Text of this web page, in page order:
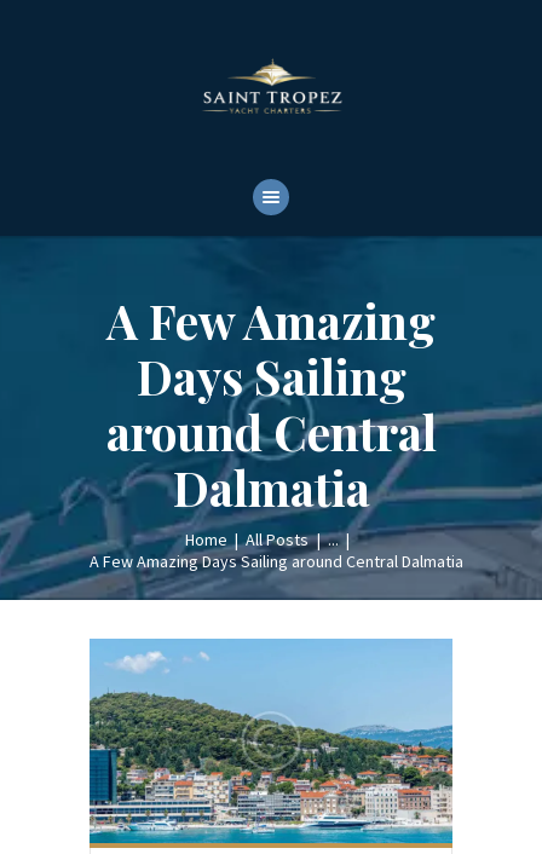
A Few Amazing
Days Sailing
around Central
Dalmatia
Home All Posts
...
A Few Amazing Days Sailing around Central Dalmatia
YACHTS RENTALS
YACHT CHARTERS